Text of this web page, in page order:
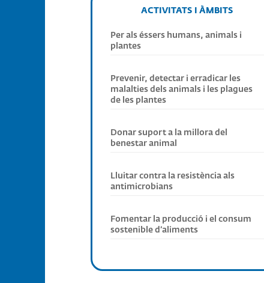
ACTIVITATS I ÀMBITS
Per als éssers humans, animals i
plantes
Prevenir, detectar i erradicar les
malalties dels animals i les plagues
de les plantes
Donar suport a la millora del
benestar animal
Lluitar contra la resistència als
antimicrobians
Fomentar la producció i el consum
sostenible d’aliments